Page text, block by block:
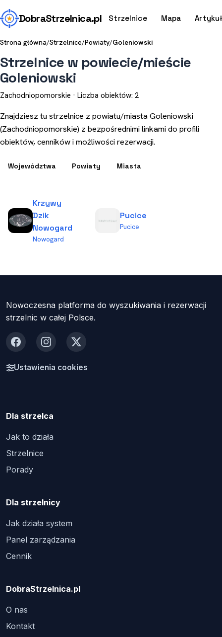
DobraStrzelnica.pl Strzelnice Mapa
Strona główna/Strzelnice/Powiaty/Goleniowski
Strzelnice w powiecie/mieście
Goleniowski
Zachodniopomorskie · Liczba obiektów: 2
Znajdziesz tu strzelnice z powiatu/miasta Goleniowski
(Zachodniopomorskie) z bezpośrednimi linkami do profili
obiektów, cenników i możliwości rezerwacji.
Województwa Powiaty Miasta
Krzywy
Dzik
Nowogard
Nowogard
Pucice
Pucice
Nowoczesna platforma do wyszukiwania i rezerwacji
strzelnic w całej Polsce.
FacebookInstagram
X
Ustawienia cookies
Dla strzelca
Jak to działa
Strzelnice
Porady
Dla strzelnicy
Jak działa system
Panel zarządzania
Cennik
DobraStrzelnica.pl
O nas
Kontakt